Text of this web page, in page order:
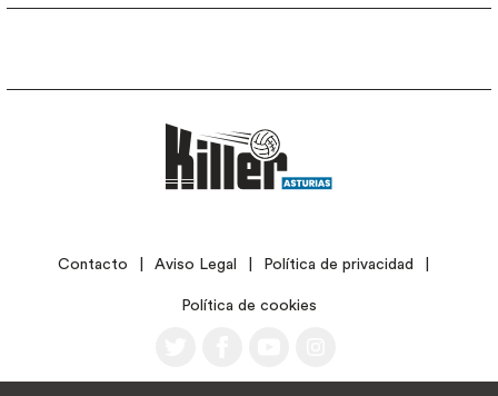
LEGALContacto Aviso Legal Política de privacidad
Política de cookies